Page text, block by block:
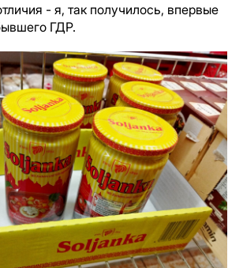
- я, так получилось, впервые
ГДР.